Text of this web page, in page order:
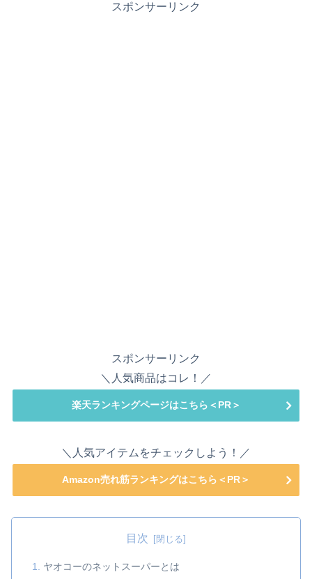
スポンサーリンク
スポンサーリンク
＼人気商品はコレ！／
楽天ランキングページはこちら＜PR＞
＼人気アイテムをチェックしよう！／
Amazon売れ筋ランキングはこちら＜PR＞
目次
ヤオコーのネットスーパーとは